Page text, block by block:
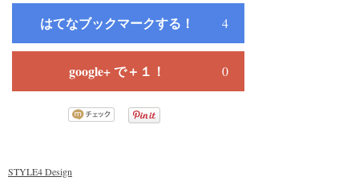
はてなブックマークする！ 4
google+ で＋１！ 0
STYLE4 Design